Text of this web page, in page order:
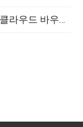
GS비즈플, ‘2025년 중소기업 클라우드 바우처 지원 사업’ 첫 공급기업 선정